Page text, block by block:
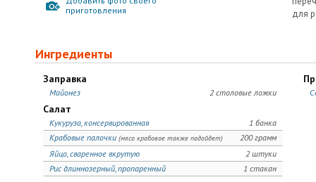
приготовления
для
Ингредиенты
Заправка
2 столовые ложки
Майонез
Салат
1 банка
Кукуруза, консервированная
200 грамм
Крабовые палочки (мясо крабовое также подойдет)
2 штуки
Яйцо, сваренное вкрутую
1 стакан
Рис длиннозерный, пропаренный